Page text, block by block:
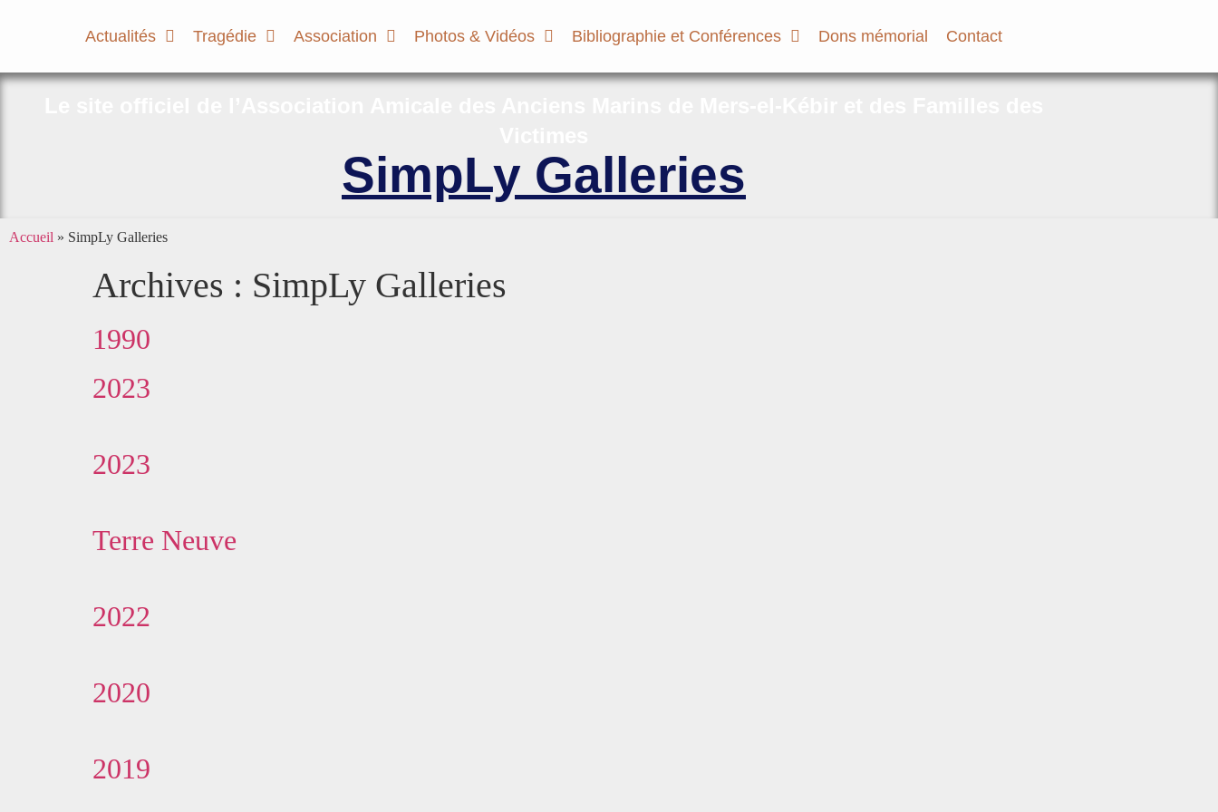
Actualités Tragédie Association Photos & Vidéos Bibliographie et Conférences Dons mémorial Contact
SimpLy Galleries
Accueil » SimpLy Galleries
Archives : SimpLy Galleries
1990
2023
2023
Terre Neuve
2022
2020
2019